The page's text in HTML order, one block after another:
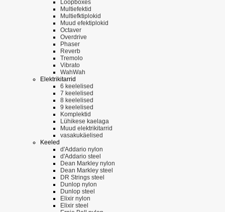
Loopboxes
Multiefektid
Multiefktiplokid
Muud efektiplokid
Octaver
Overdrive
Phaser
Reverb
Tremolo
Vibrato
WahWah
Elektrikitarrid
6 keelelised
7 keelelised
8 keelelised
9 keelelised
Komplektid
Lühikese kaelaga
Muud elektrikitarrid
vasakukäelised
Keeled
d'Addario nylon
d'Addario steel
Dean Markley nylon
Dean Markley steel
DR Strings steel
Dunlop nylon
Dunlop steel
Elixir nylon
Elixir steel